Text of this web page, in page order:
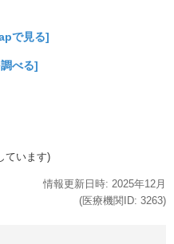
で見る]
べる]
ています)
情報更新日時: 2025年12月
(医療機関ID: 3263)